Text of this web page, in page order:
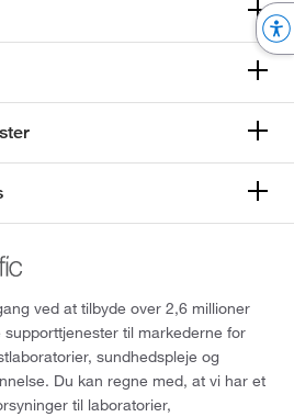
ved at tilbyde over 2,6 millioner
til markederne for
sundhedspleje og
Du kan regne med, at vi har et
til laboratorier,